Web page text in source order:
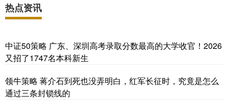
热点资讯
中证50策略 广东、深圳高考录取分数最高的大学收官！2026
又招了1747名本科新生
领牛策略 蒋介石到死也没弄明白，红军长征时，究竟是怎么
通过三条封锁线的